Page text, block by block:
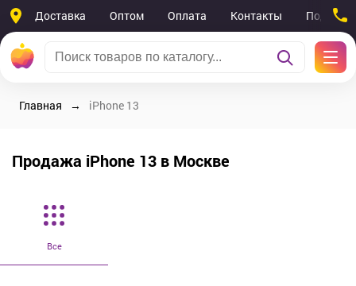
Доставка Оптом Оплата Контакты
Главная iPhone 13
Продажа iPhone 13 в Москве
Все